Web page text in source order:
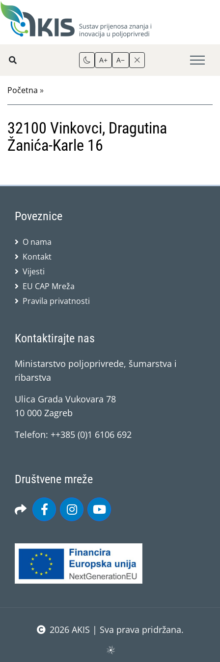
A+ A−
Početna »
32100 Vinkovci, Dragutina
Žanića-Karle 16
Poveznice
O nama
Kontakt
Vijesti
EU CAP Mreža
Pravila privatnosti
Kontaktirajte nas
Ministarstvo poljoprivrede, šumarstva i
ribarstva
Ulica Grada Vukovara 78
10 000 Zagreb
Telefon: ++385 (0)1 6106 692
Društvene mreže
2026 AKIS | Sva prava pridržana.